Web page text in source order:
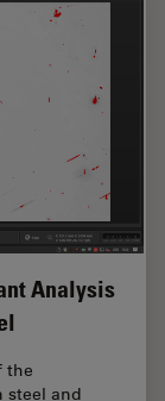
Analysis
the
steel and